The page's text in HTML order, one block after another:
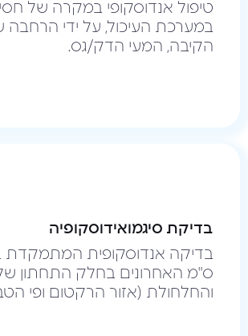
טיפול אנדוסקופי במקרה של
במערכת העיכול, על ידי הרחבה
הקיבה, המעי הדק/גס.
בדיקת סיגמואידוסקופיה
ס"מ האחרונים בחלק התחתון
והחלחולת (אזור הרקטום ופי